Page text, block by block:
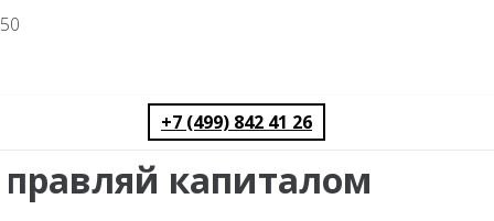
+7 (499) 842 41 26
капиталом